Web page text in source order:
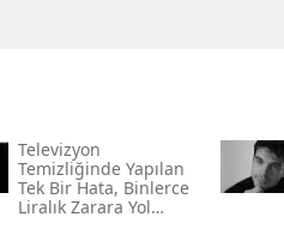
Televizyon
Temizliğinde Yapılan
Tek Bir Hata, Binlerce
Liralık Zarara Yol